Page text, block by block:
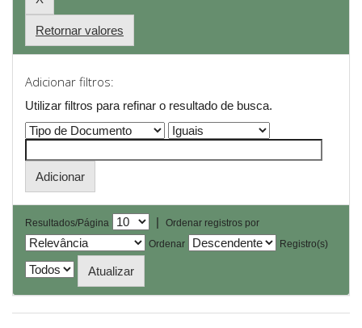
Retornar valores
Adicionar filtros:
Utilizar filtros para refinar o resultado de busca.
Resultados/Página |
Ordenar registros por
Ordenar
Registro(s)